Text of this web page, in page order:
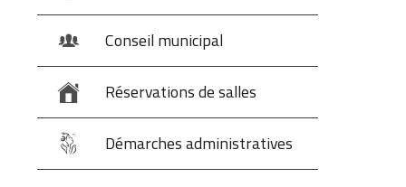
Conseil municipal
Réservations de salles
Démarches administratives